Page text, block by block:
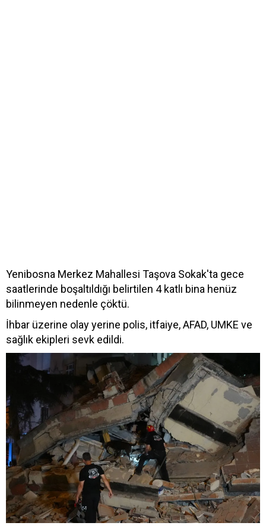
Yenibosna Merkez Mahallesi Taşova Sokak'ta gece
saatlerinde boşaltıldığı belirtilen 4 katlı bina henüz
bilinmeyen nedenle çöktü.
İhbar üzerine olay yerine polis, itfaiye, AFAD, UMKE ve
sağlık ekipleri sevk edildi.